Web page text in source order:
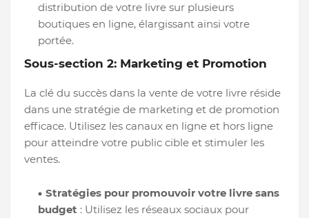
distribution de votre livre sur plusieurs
boutiques en ligne, élargissant ainsi votre
portée.
Sous-section 2: Marketing et Promotion
La clé du succès dans la vente de votre livre réside
dans une stratégie de marketing et de promotion
efficace. Utilisez les canaux en ligne et hors ligne
pour atteindre votre public cible et stimuler les
ventes.
Stratégies pour promouvoir votre livre sans
budget : Utilisez les réseaux sociaux pour